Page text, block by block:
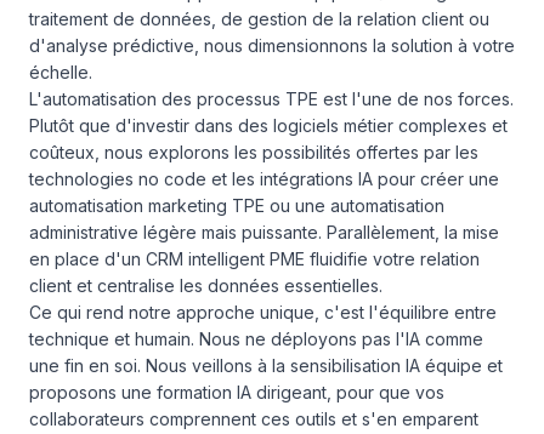
traitement de données, de gestion de la relation client ou
d'analyse prédictive, nous dimensionnons la solution à votre
échelle.
L'automatisation des processus TPE est l'une de nos forces.
Plutôt que d'investir dans des logiciels métier complexes et
coûteux, nous explorons les possibilités offertes par les
technologies no code et les intégrations IA pour créer une
automatisation marketing TPE ou une automatisation
administrative légère mais puissante. Parallèlement, la mise
en place d'un CRM intelligent PME fluidifie votre relation
client et centralise les données essentielles.
Ce qui rend notre approche unique, c'est l'équilibre entre
technique et humain. Nous ne déployons pas l'IA comme
une fin en soi. Nous veillons à la sensibilisation IA équipe et
proposons une formation IA dirigeant, pour que vos
collaborateurs comprennent ces outils et s'en emparent